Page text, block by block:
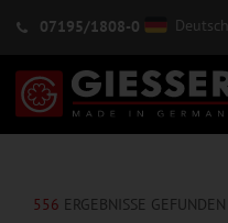
07195/1808-0 Deutsch
556 ERGEBNISSE GEFUNDEN